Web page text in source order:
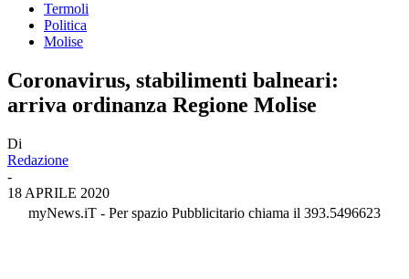
Termoli
Politica
Molise
Coronavirus, stabilimenti balneari:
arriva ordinanza Regione Molise
Di
Redazione
-
18 APRILE 2020
myNews.iT - Per spazio Pubblicitario chiama il 393.5496623